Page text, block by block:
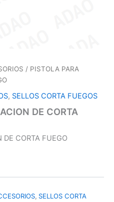
/ PISTOLA PARA
, SELLOS CORTA FUEGOS
DE CORTA
DE CORTA FUEGO
, SELLOS CORTA